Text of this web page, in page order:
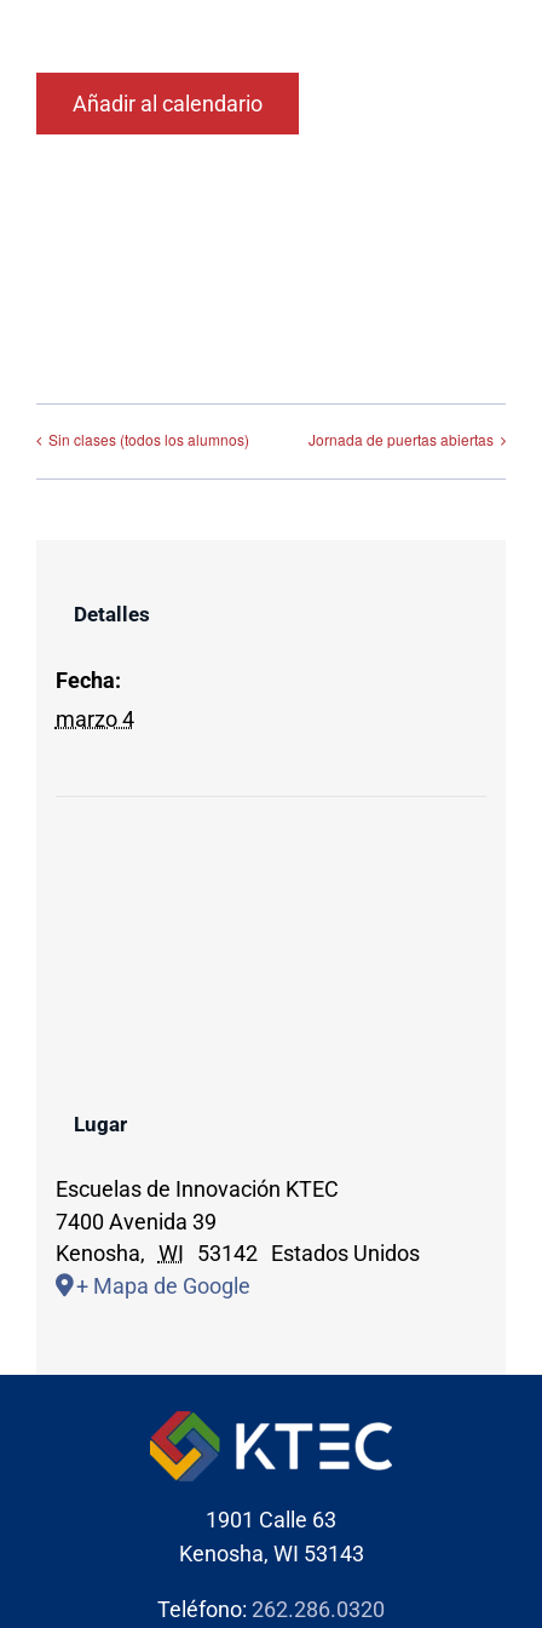
Añadir al calendario
Sin clases (todos los alumnos) Jornada de puertas abiertas
Detalles
Fecha:
marzo 4
Lugar
Escuelas de Innovación KTEC
7400 Avenida 39
Kenosha, WI 53142 Estados Unidos
+ Mapa de Google
1901 Calle 63
Kenosha, WI 53143
Teléfono: 262.286.0320